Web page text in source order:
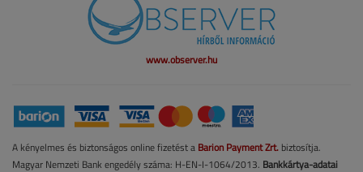
www.observer.hu
A kényelmes és biztonságos online fizetést a Barion Payment Zrt. biztosítja.
Magyar Nemzeti Bank engedély száma: H-EN-I-1064/2013. Bankkártya-adatai